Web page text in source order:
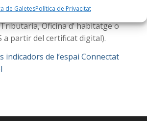
de GaletesPolítica de Privacitat
(SEPE, Gramepark, Seguretat
Oficina d’ habitatge o
a partir del certificat digital).
indicadors de l’espai Connectat